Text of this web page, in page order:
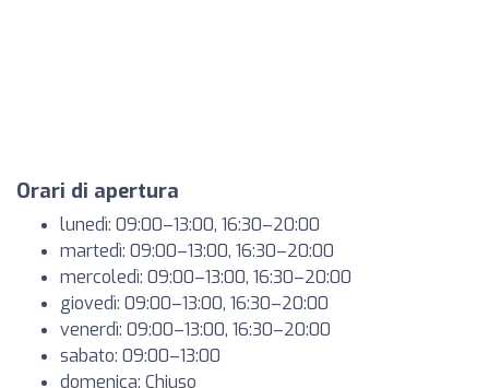
Orari di apertura
lunedì: 09:00–13:00, 16:30–20:00
martedì: 09:00–13:00, 16:30–20:00
mercoledì: 09:00–13:00, 16:30–20:00
giovedì: 09:00–13:00, 16:30–20:00
venerdì: 09:00–13:00, 16:30–20:00
sabato: 09:00–13:00
domenica: Chiuso